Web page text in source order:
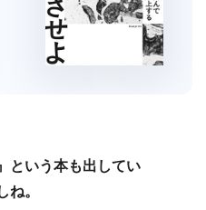
という本も出してい
ね。